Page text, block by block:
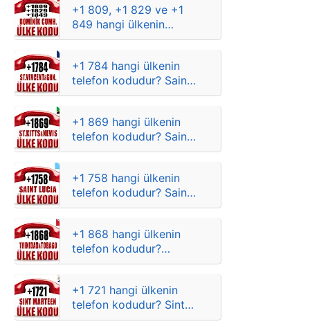
+1 809, +1 829 ve +1
849 hangi ülkenin
telefon kodlarıdır?
şehirlere göre alan
kodları
+1 784 hangi ülkenin
telefon kodudur? Saint
Vincent ve Grenadinler
kodları
+1 869 hangi ülkenin
telefon kodudur? Saint
Kitts ve Nevis şehirlere
+1 758 hangi ülkenin
telefon kodudur? Saint
Lucia şehirlere göre
+1 868 hangi ülkenin
telefon kodudur?
Trinidad ve Tobago
kodları
+1 721 hangi ülkenin
telefon kodudur? Sint
Maarten şehirlere göre